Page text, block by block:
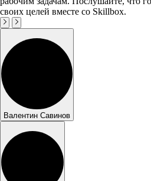
своих целей вместе со Skillbox.
Валентин Савинов